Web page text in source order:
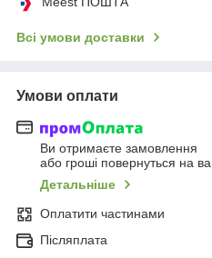
Всі умови доставки
Умови оплати
Ви отримаєте замовлення
або гроші повернуться на
Детальніше
Оплатити частинами
Післяплата